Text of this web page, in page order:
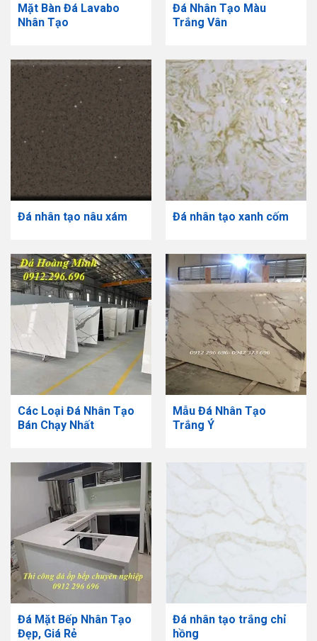
Mặt Bàn Đá Lavabo
Nhân Tạo
Đá Nhân Tạo Màu
Trắng Vân
Đá nhân tạo nâu xám Đá nhân tạo xanh cốm
Các Loại Đá Nhân Tạo
Bán Chạy Nhất
Mẫu Đá Nhân Tạo
Trắng Ý
Đá Mặt Bếp Nhân Tạo
Đẹp, Giá Rẻ
Đá nhân tạo trắng chỉ
hồng